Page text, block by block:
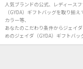
人気ブランドの公式、レディース
（GYDA）ギフトバッグを取り揃
カラー等、
あなたのこだわり条件からジェイ
めのジェイダ（GYDA）ギフトバッ